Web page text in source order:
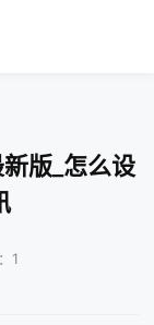
版_怎么设
1